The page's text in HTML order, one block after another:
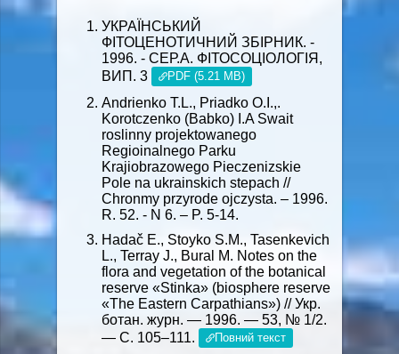
УКРАЇНСЬКИЙ
ФІТОЦЕНОТИЧНИЙ ЗБІРНИК. -
1996. - СЕР.А. ФІТОСОЦІОЛОГІЯ,
ВИП. 3
PDF (5.21 MB)
Andrienko T.L., Priadko O.I.,.
Korotczenko (Babko) I.A Swait
roslinny projektowanego
Regioіnalnego Parku
Krajіobrazowego Pieczenizskie
Pole na ukraіnskich stepach //
Chronmy przyrode ojczysta. – 1996.
R. 52. - N 6. – P. 5-14.
Hadač E., Stoyko S.M., Tasenkevich
L., Terray J., Bural M. Notes on the
flora and vegetation of the botanical
reserve «Stinka» (biosphere reserve
«The Eastern Carpathians») // Укр.
ботан. журн. — 1996. — 53, № 1/2.
— C. 105–111.
Повний текст